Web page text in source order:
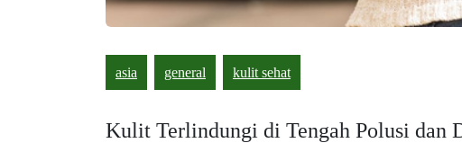
asia general kulit sehat
Kulit Terlindungi di Tengah Polusi dan